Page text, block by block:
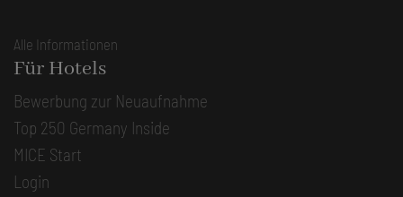
Alle Informationen
Für Hotels
Bewerbung zur Neuaufnahme
Top 250 Germany Inside
MICE Start
Login